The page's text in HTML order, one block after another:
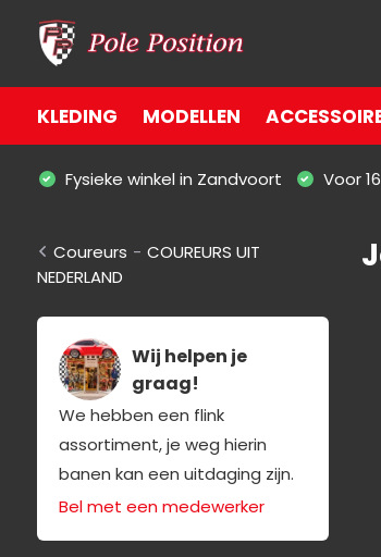
KLEDING MODELLEN
Fysieke winkel in Zandvoort Voor
Coureurs - COUREURS UIT
NEDERLAND
Wij helpen je
graag!
We hebben een flink
assortiment, je weg hierin
banen kan een uitdaging zijn.
Bel met een medewerker